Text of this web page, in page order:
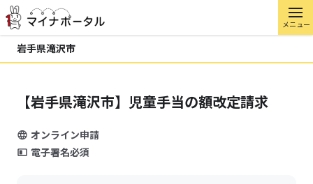
メニュー
岩手県滝沢市
【岩手県滝沢市】児童手当の額改定請求
オンライン申請
電子署名必須